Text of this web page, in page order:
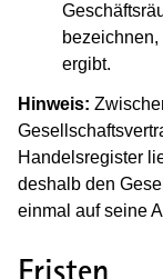
ergibt.
Hinweis:
Handelsregister
deshalb den
einmal auf seine